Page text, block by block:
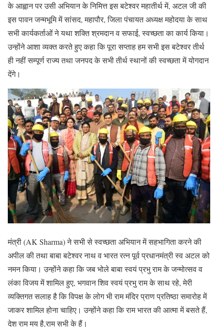
के आह्वान पर उसी अभियान के निमित्त इस बटेश्वर महातीर्थ में, अटल जी की
इस पावन जन्मभूमि में सांसद, महापौर, जिला पंचायत अध्यक्ष महोदया के साथ
सभी कार्यकर्ताओं ने यथा शक्ति श्रमदान व सफाई, स्वच्छता का कार्य किया।
उन्होंने आशा व्यक्त करते हुए कहा कि पूरा सप्ताह हम सभी इस बटेश्वर तीर्थ
ही नहीं सम्पूर्ण राज्य तथा जनपद के सभी तीर्थ स्थानों की स्वच्छता में योगदान
देंगे।
मंत्री (AK Sharma) ने सभी से स्वच्छता अभियान में सहभागिता करने की
अपील की तथा बाबा बटेश्वर नाथ व भारत रत्न पूर्व प्रधानमंत्री स्व अटल को
नमन किया। उन्होंने कहा कि जब भोले बाबा स्वयं प्रभु राम के जन्मोत्सव व
लंका विजय में शामिल हुए, भगवान शिव स्वयं प्रभु राम के साथ रहे, मेरी
व्यक्तिगत सलाह है कि विपक्ष के लोग भी राम मंदिर प्राण प्रतिष्ठा समारोह में
जाकर शामिल होना चाहिए। उन्होंने कहा कि राम भारत की आत्मा में बसते हैं,
देश राम मय है,राम सभी के हैं।